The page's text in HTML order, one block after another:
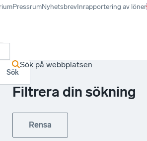
PressrumNyhetsbrevInrapportering av löner
Sök på webbplatsen
Filtrera din sökning
Rensa
Sök